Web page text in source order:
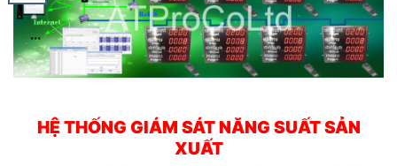
HỆ THỐNG GIÁM SÁT NĂNG SUẤT SẢN
XUẤT